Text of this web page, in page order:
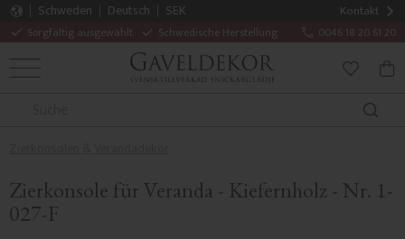
Kontakt
Sorgfältig ausgewählt Schwedische Herstellung 0046 18 20 61 20
Schweden Deutsch
SEK
MENÜ
Zierkonsole für Veranda - Kiefernholz - Nr. 1-
027-F